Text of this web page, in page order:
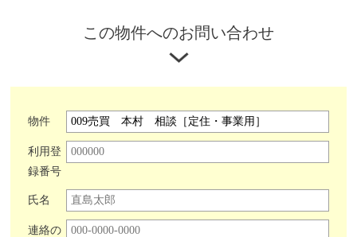
この物件へのお問い合わせ
物件
利用登
録番号
氏名
連絡の